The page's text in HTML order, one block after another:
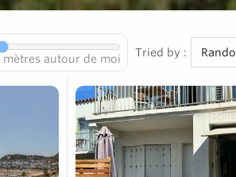
mètres autour de moi Tried by :